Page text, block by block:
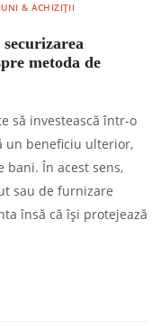
& ACHIZIȚII
metoda de
să investească într-o
un beneficiu ulterior,
bani. În acest sens,
sau de furnizare
însă că îşi protejează